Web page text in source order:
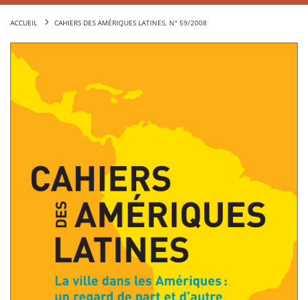
ACCUEIL CAHIERS DES AMÉRIQUES LATINES, N° 59/2008